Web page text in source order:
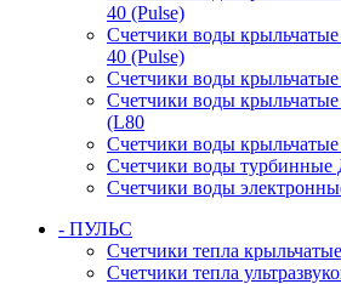
40 (Pulse)
Счетчики воды
40 (Pulse)
Счетчики воды
Счетчики воды
(L80
Счетчики воды
Счетчики воды турбинные
Счетчики воды
- ПУЛЬС
Счетчики тепла
Счетчики тепла